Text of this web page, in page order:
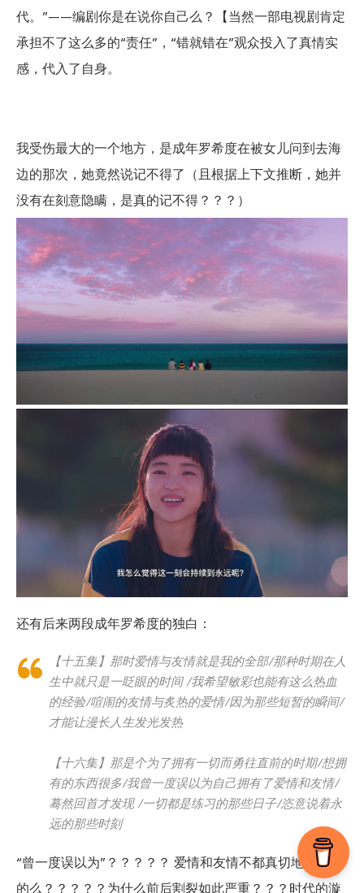
代。”——编剧你是在说你自己么？【当然一部电视剧肯定
承担不了这么多的“责任”，“错就错在”观众投入了真情实
感，代入了自身。
我受伤最大的一个地方，是成年罗希度在被女儿问到去海
边的那次，她竟然说记不得了（且根据上下文推断，她并
没有在刻意隐瞒，是真的记不得？？？）
还有后来两段成年罗希度的独白：
【十五集】那时爱情与友情就是我的全部/那种时期在人
生中就只是一眨眼的时间 /我希望敏彩也能有这么热血
的经验/喧闹的友情与炙热的爱情/因为那些短暂的瞬间/
才能让漫长人生发光发热
【十六集】那是个为了拥有一切而勇往直前的时期/想拥
有的东西很多/我曾一度误以为自己拥有了爱情和友情/
蓦然回首才发现 /一切都是练习的那些日子/恣意说着永
远的那些时刻
“曾一度误以为”？？？？？ 爱情和友情不都真切地发生过
的么？？？？？为什么前后割裂如此严重？？？时代的漩